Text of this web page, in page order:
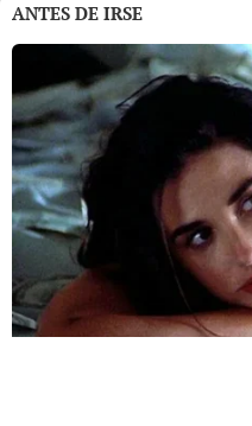
ANTES DE IRSE